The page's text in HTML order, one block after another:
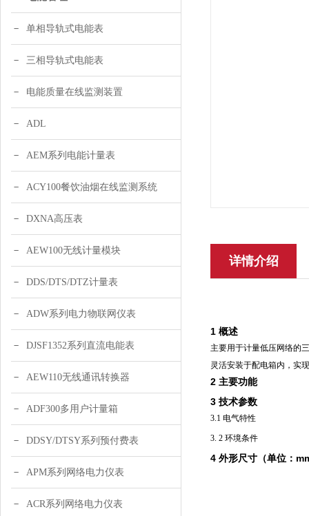
单相导轨式电能表
三相导轨式电能表
电能质量在线监测装置
ADL
AEM系列电能计量表
ACY100餐饮油烟在线监测系统
DXNA高压表
AEW100无线计量模块
DDS/DTS/DTZ计量表
ADW系列电力物联网仪表
DJSF1352系列直流电能表
AEW110无线通讯转换器
ADF300多用户计量箱
DDSY/DTSY系列预付费表
APM系列网络电力仪表
ACR系列网络电力仪表
详情介绍
1 概述
主要用于计量低压网络的
灵活安装于配电箱内，实
2 主要功能
3 技术参数
3.1 电气特性
3. 2 环境条件
4 外形尺寸（单位：